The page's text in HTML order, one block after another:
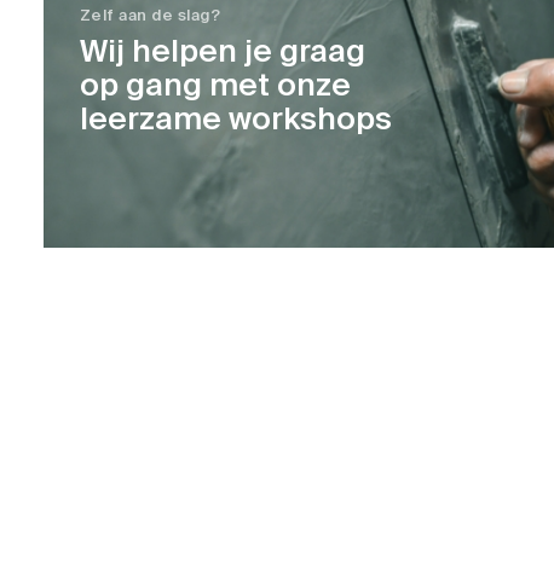
Zelf aan de slag?
Wij helpen je graag
op gang met onze
leerzame workshops